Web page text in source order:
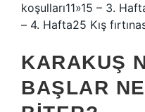
koşulları11»15 – 3.
– 4. Hafta25 Kış
KARAKUŞ
BAŞLAR